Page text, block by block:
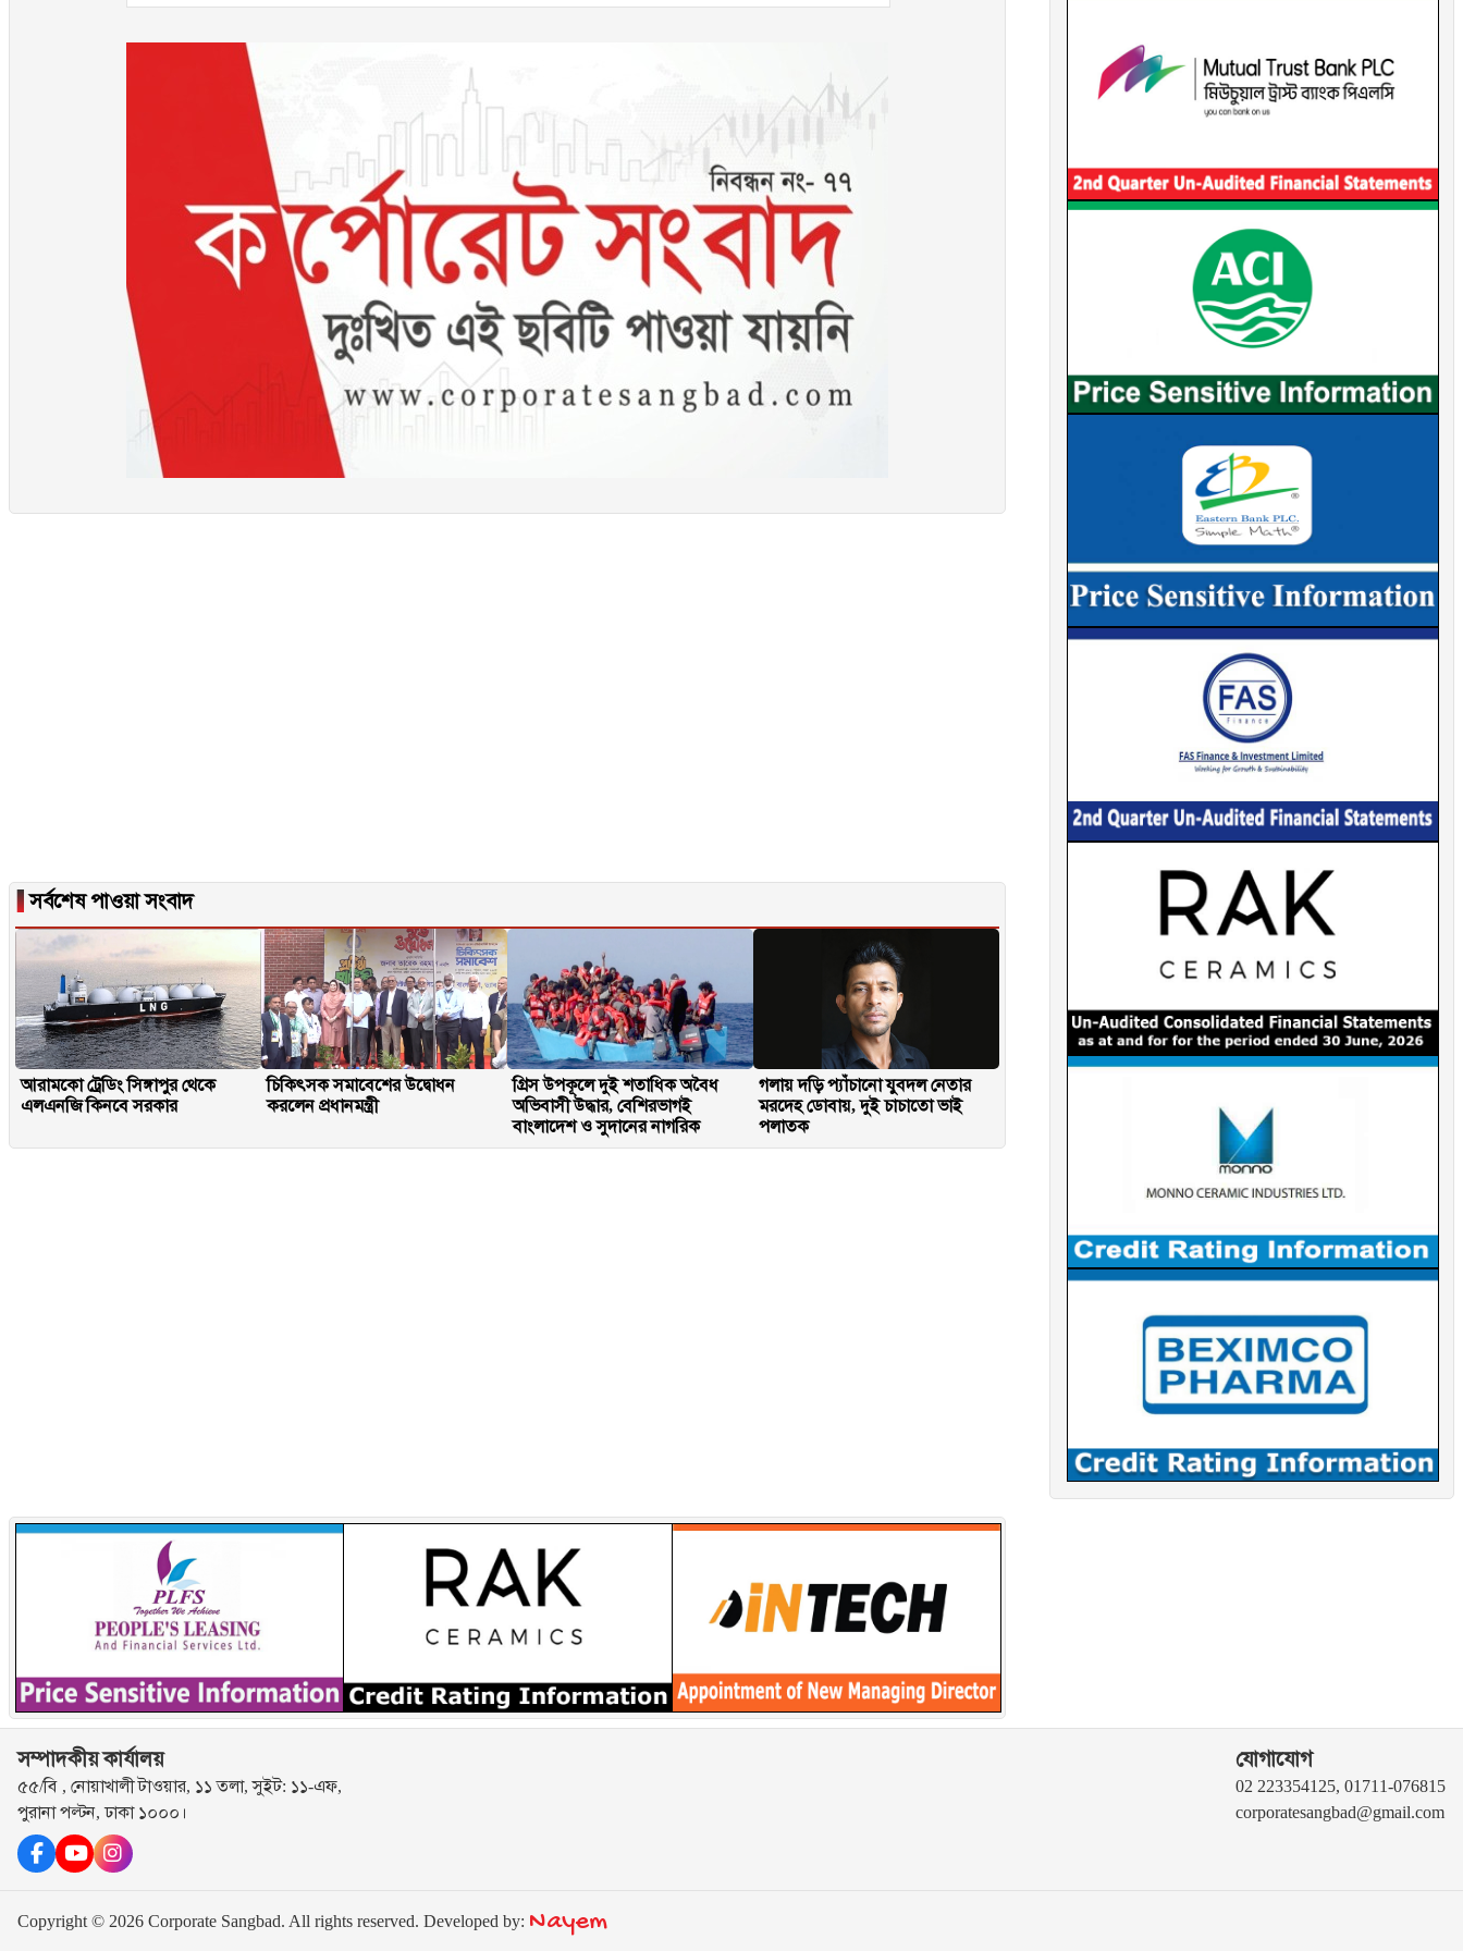
▐সর্বশেষ পাওয়া সংবাদ
আরামকো ট্রেডিং সিঙ্গাপুর থেকে
এলএনজি কিনবে সরকার
চিকিৎসক সমাবেশের উদ্বোধন
করলেন প্রধানমন্ত্রী
গ্রিস উপকূলে দুই শতাধিক অবৈধ
অভিবাসী উদ্ধার, বেশিরভাগই
বাংলাদেশ ও সুদানের নাগরিক
গলায় দড়ি প্যাঁচানো যুবদল নেতার
মরদেহ ডোবায়, দুই চাচাতো ভাই
পলাতক
সম্পাদকীয় কার্যালয়
৫৫/বি , নোয়াখালী টাওয়ার, ১১ তলা, সুইট: ১১-এফ,
পুরানা পল্টন, ঢাকা ১০০০।
যোগাযোগ
02 223354125, 01711-076815
corporatesangbad@gmail.com
Copyright © 2026 Corporate Sangbad. All rights reserved. Developed by: Nayem